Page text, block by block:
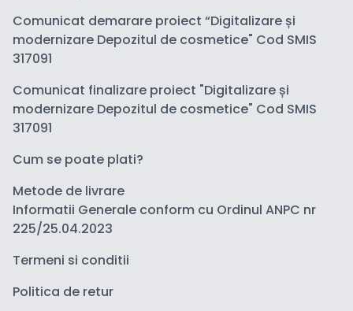
Comunicat demarare proiect “Digitalizare și
modernizare Depozitul de cosmetice" Cod SMIS
317091
Comunicat finalizare proiect "Digitalizare și
modernizare Depozitul de cosmetice" Cod SMIS
317091
Cum se poate plati?
Metode de livrare
Informatii Generale conform cu Ordinul ANPC nr
225/25.04.2023
Termeni si conditii
Politica de retur